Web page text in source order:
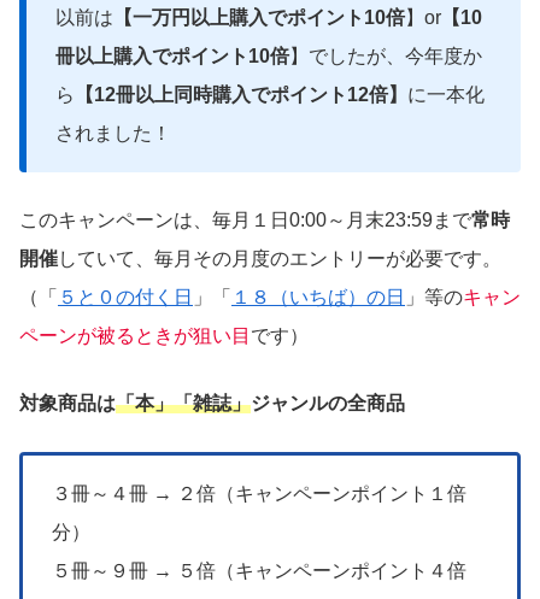
以前は 【一万円以上購入でポイント10倍】or 【10
冊以上購入でポイント10倍】でしたが、今年度か
ら
【12冊以上同時購入でポイント12倍】 に一本化
されました！
このキャンペーンは、毎月１日0:00～月末23:59まで常時
開催していて、毎月その月度のエントリーが必要です。
（「 ５と０の付く日 」「 １８（いちば）の日 」等のキャン
ペーンが被るときが狙い目 です）
対象商品は「本」「雑誌」ジャンルの全商品
３冊～４冊 → ２倍（キャンペーンポイント１倍
分）
５冊～９冊 → ５倍（キャンペーンポイント４倍